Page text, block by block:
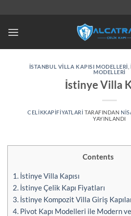
İSTANBUL VILLA KAPISI MODELLERI ,
MODELLERI
İstinye Villa
CELIKKAPIFIYATLARI TARAFINDAN
YAYINLANDI
Contents
1. İstinye Villa Kapısı
2. İstinye Çelik Kapı Fiyatları
3. İstinye Kompozit Villa Giriş
4. Pivot Kapı Modelleri ile Modern